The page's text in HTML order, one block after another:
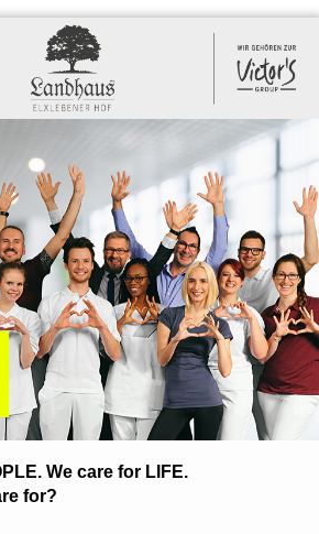
We care for LIFE.
for?